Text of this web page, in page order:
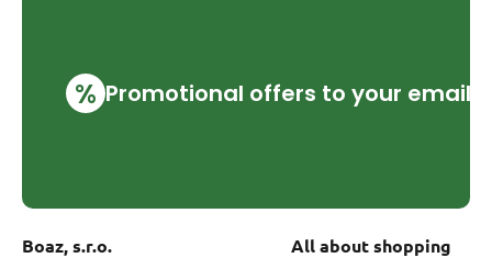
% Promotional offers to your email
Boaz, s.r.o. All about shopping